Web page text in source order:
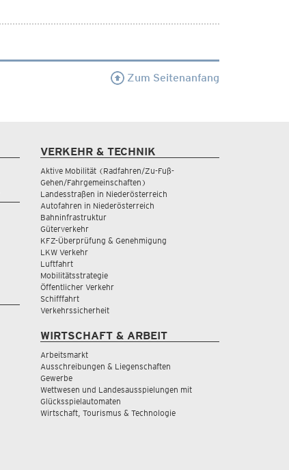
Zum Seitenanfang
VERKEHR & TECHNIK
Aktive Mobilität (Radfahren/Zu-Fuß-
Gehen/Fahrgemeinschaften)
Landesstraßen in Niederösterreich
Autofahren in Niederösterreich
Bahninfrastruktur
Güterverkehr
KFZ-Überprüfung & Genehmigung
LKW Verkehr
Luftfahrt
Mobilitätsstrategie
Öffentlicher Verkehr
Schifffahrt
Verkehrssicherheit
WIRTSCHAFT & ARBEIT
Arbeitsmarkt
Ausschreibungen & Liegenschaften
Gewerbe
Wettwesen und Landesausspielungen mit
Glücksspielautomaten
Wirtschaft, Tourismus & Technologie